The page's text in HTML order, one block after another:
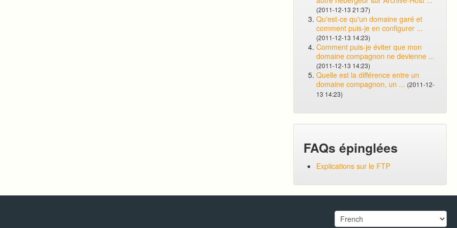
(2011-12-13 21:37)
Qu'est-ce qu'un domaine garé et
comment puis-je en configurer ...
(2011-12-13 14:23)
Comment puis-je éviter que mon
domaine compagnon ne devienne ...
(2011-12-13 14:23)
Quelle est la différence entre un
domaine compagnon, un ... (2011-12-
13 14:23)
FAQs épinglées
Explications sur le FTP